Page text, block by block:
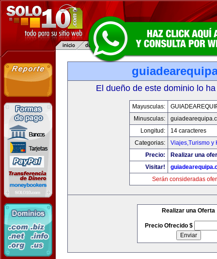
El dueño de este dominio lo
Mayusculas:
Minusculas:
Longitud:
14 caracteres
Categorias:
Viajes,Turismo y
Precio:
Realizar una
Visitar!
Serán consideradas
Realizar una Oferta
Precio Ofrecido $